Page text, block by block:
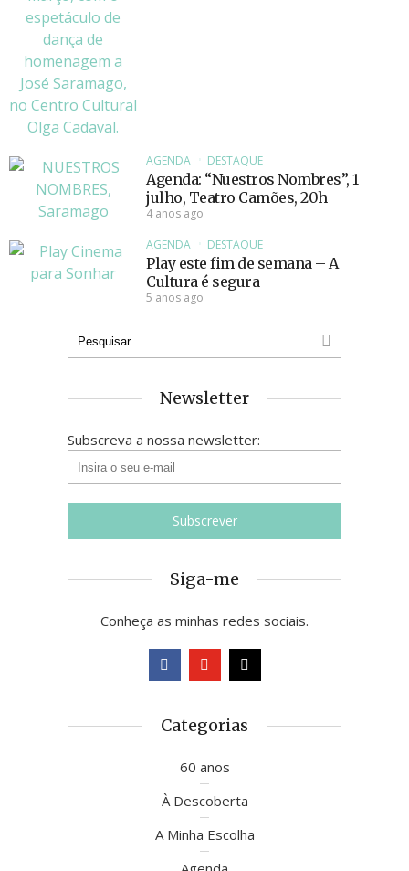
AGENDA DESTAQUE
Agenda: “Nuestros Nombres”, 1
julho, Teatro Camões, 20h
4 anos ago
AGENDA
DESTAQUE
Play este fim de semana – A
Cultura é segura
5 anos ago
Newsletter
Subscreva a nossa newsletter:
Siga-me
Conheça as minhas redes sociais.
Categorias
60 anos
À Descoberta
A Minha Escolha